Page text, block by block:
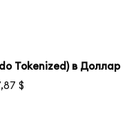
Tokenized) в Доллар
$